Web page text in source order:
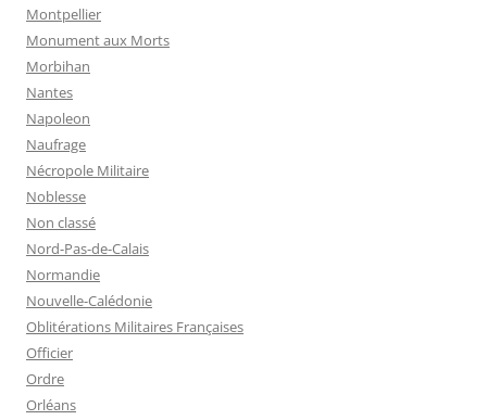
Montpellier
Monument aux Morts
Morbihan
Nantes
Napoleon
Naufrage
Nécropole Militaire
Noblesse
Non classé
Nord-Pas-de-Calais
Normandie
Nouvelle-Calédonie
Oblitérations Militaires Françaises
Officier
Ordre
Orléans